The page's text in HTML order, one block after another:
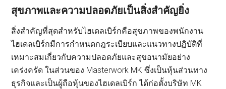
สุขภาพและความปลอดภัยเป็นสิ่งสำคัญยิ่ง
สิ่งสำคัญที่สุดสำหรับไฮเดลเบิร์กคือสุขภาพของพนักงาน
ไฮเดลเบิร์กมีการกำหนดกฎระเบียบและแนวทางปฏิบัติที่
เหมาะสมเกี่ยวกับความปลอดภัยและสุขอนามัยอย่าง
เคร่งครัด ในส่วนของ Masterwork MK ซึ่งเป็นหุ้นส่วนทาง
ธุรกิจและเป็นผู้ถือหุ้นของไฮเดลเบิร์ก ได้ก่อตั้งบริษัท MK